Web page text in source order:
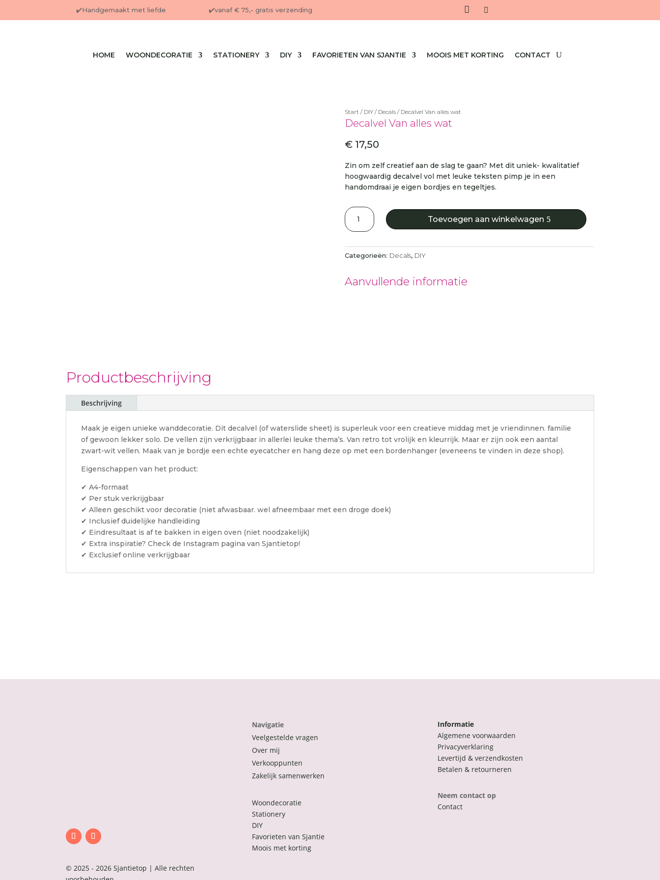
✔️Handgemaakt met liefde ✔️vanaf € 75,- gratis verzending  
HOME WOONDECORATIE STATIONERY DIY FAVORIETEN VAN SJANTIE MOOIS MET KORTING CONTACT
Start / DIY/ Decals/ Decalvel Van alles wat
Decalvel Van alles wat
€17,50
Zin om zelf creatief aan de slag te gaan? Met dit uniek- kwalitatief
hoogwaardig decalvel vol met leuke teksten pimp je in een
handomdraai je eigen bordjes en tegeltjes.
Decalvel
Van
alles
wat
aantal
Toevoegen aan winkelwagen
Categorieën: Decals, DIY
Aanvullende informatie
Productbeschrijving
Beschrijving
Maak je eigen unieke wanddecoratie. Dit decalvel (of waterslide sheet) is superleuk voor een creatieve middag met je vriendinnen. familie
of gewoon lekker solo. De vellen zijn verkrijgbaar in allerlei leuke thema’s. Van retro tot vrolijk en kleurrijk. Maar er zijn ook een aantal
zwart-wit vellen. Maak van je bordje een echte eyecatcher en hang deze op met een bordenhanger (eveneens te vinden in deze shop).
Eigenschappen van het product:
✔ A4-formaat
✔ Per stuk verkrijgbaar
✔ Alleen geschikt voor decoratie (niet afwasbaar. wel afneembaar met een droge doek)
✔ Inclusief duidelijke handleiding
✔ Eindresultaat is af te bakken in eigen oven (niet noodzakelijk)
✔ Extra inspiratie? Check de Instagram pagina van Sjantietop!
✔ Exclusief online verkrijgbaar
© 2025 - 2026 Sjantietop | Alle rechten
Navigatie
Veelgestelde vragen
Over mij
Verkooppunten
Zakelijk samenwerken
Woondecoratie
Stationery
DIY
Favorieten van Sjantie
Moois met korting
Informatie
Algemene voorwaarden
Privacyverklaring
Levertijd & verzendkosten
Betalen & retourneren
Neem contact op
Contact